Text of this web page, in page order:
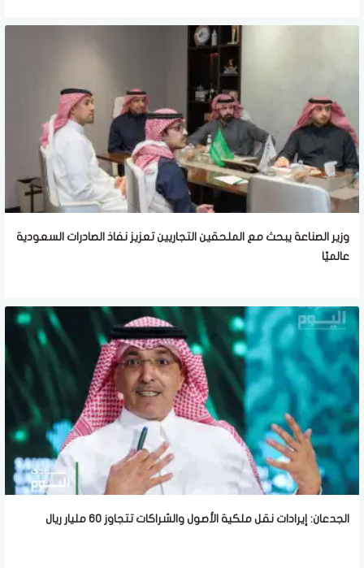
وزير الصناعة يبحث مع الملحقين التجاريين تعزيز نفاذ الصادرات السعودية
عالميًا
الجدعان: إيرادات نقل ملكية الأصول والشراكات تتجاوز 60 مليار ريال